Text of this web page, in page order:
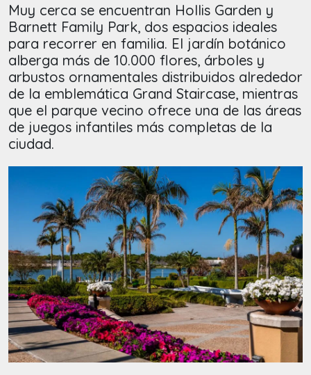
Muy cerca se encuentran Hollis Garden y
Barnett Family Park, dos espacios ideales
para recorrer en familia. El jardín botánico
alberga más de 10.000 flores, árboles y
arbustos ornamentales distribuidos alrededor
de la emblemática Grand Staircase, mientras
que el parque vecino ofrece una de las áreas
de juegos infantiles más completas de la
ciudad.